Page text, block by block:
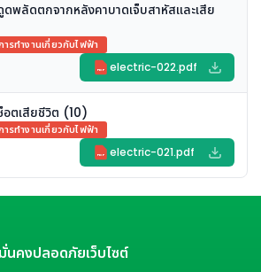
พลัดตกจากหลังคาบาดเจ็บสาหัสและเสีย
รทำงานเกี่ยวกับไฟฟ้า
PDF electric-022.pdf
ตเสียชีวิต (10)
รทำงานเกี่ยวกับไฟฟ้า
PDF electric-021.pdf
นคงปลอดภัยเว็บไซต์